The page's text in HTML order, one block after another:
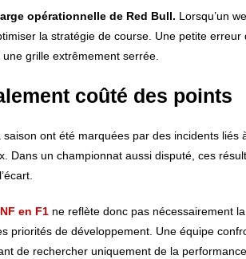
opérationnelle de Red Bull. Lorsqu’un
la stratégie de course. Une petite
grille extrêmement serrée.
coûté des points
ont été marquées par des incidents
Dans un championnat aussi disputé, ces
en F1 ne reflète donc pas nécessairement
priorités de développement. Une équipe
de rechercher uniquement de la performance.